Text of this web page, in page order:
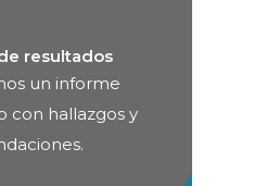
resultados
un informe
con hallazgos y